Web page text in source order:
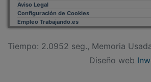
Aviso Legal
Configuración de Cookies
Empleo Trabajando.es
Tiempo: 2.0952 seg., Memoria
Diseño web